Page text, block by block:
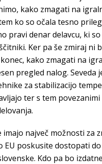
kako zmagati na
ko so očala tesno
pravi denar delavcu, ki
Ker pa še zmiraj ni
kako zmagati na
pregled nalog. Seveda
za stabilizacijo
ter s tem
največ možnosti za
EU poskusite dostopati
Kdo pa bo